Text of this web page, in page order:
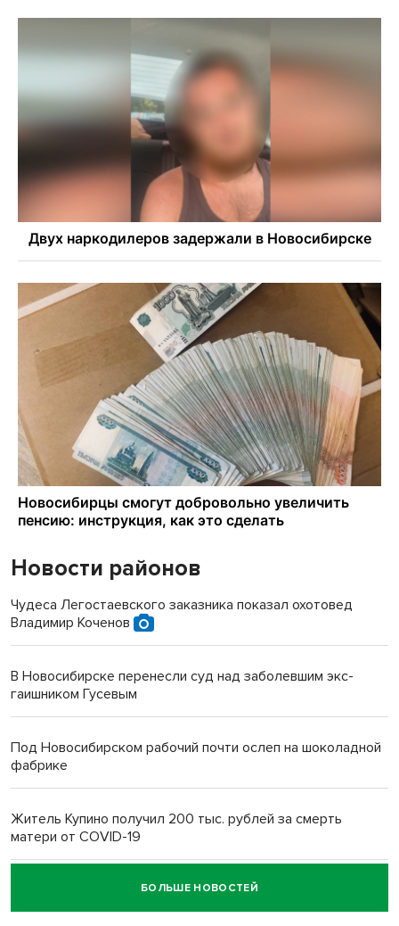
Новости районов
Чудеса Легостаевского заказника показал охотовед
Владимир Коченов
В Новосибирске перенесли суд над заболевшим экс-
гаишником Гусевым
Под Новосибирском рабочий почти ослеп на шоколадной
фабрике
Житель Купино получил 200 тыс. рублей за смерть
матери от COVID-19
Новосибирский суд наказал водителя за смерть
пенсионерки на вокзале
БОЛЬШЕ НОВОСТЕЙ